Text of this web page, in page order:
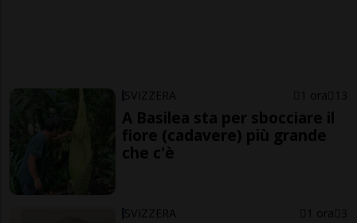
SVIZZERA 1 ora 13
A Basilea sta per sbocciare il
fiore (cadavere) più grande
che c'è
SVIZZERA 1 ora 3